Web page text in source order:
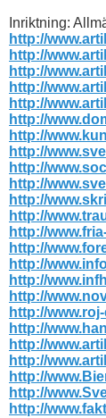
Inriktning:
http://
http://
http://
http://
http://
http://
http://
http://
http://
http://
http://
http://
http://
http://
http://
http://
http://
http://
http://
http://
http://
http://
http://
http://